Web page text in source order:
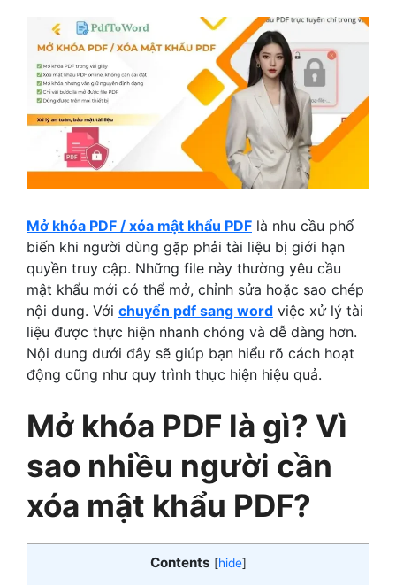
Mở khóa PDF / xóa mật khẩu PDF là nhu cầu phổ
biến khi người dùng gặp phải tài liệu bị giới hạn
quyền truy cập. Những file này thường yêu cầu
mật khẩu mới có thể mở, chỉnh sửa hoặc sao chép
nội dung. Với chuyển pdf sang word việc xử lý tài
liệu được thực hiện nhanh chóng và dễ dàng hơn.
Nội dung dưới đây sẽ giúp bạn hiểu rõ cách hoạt
động cũng như quy trình thực hiện hiệu quả.
Mở khóa PDF là gì? Vì
sao nhiều người cần
xóa mật khẩu PDF?
Contents [hide]